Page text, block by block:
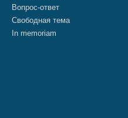
Вопрос-ответ
Свободная тема
In memoriam